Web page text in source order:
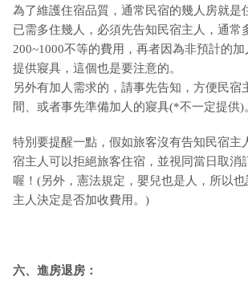
為了維護住宿品質，通常民宿的幾人房就是
已需多住幾人，必須先告知民宿主人，通常
200~1000不等的費用，再者因為非預計的
提供寢具，這個也是要注意的。
另外有加人需求的，請事先告知，方便民宿
間、或者事先準備加人的寢具(*不一定提供)
特別要提醒一點，假如旅客沒有告知民宿主
宿主人可以拒絕旅客住宿，並視同當日取消
喔！(另外，憲法規定，嬰兒也是人，所以
主人決定是否加收費用。)
六、進房退房：